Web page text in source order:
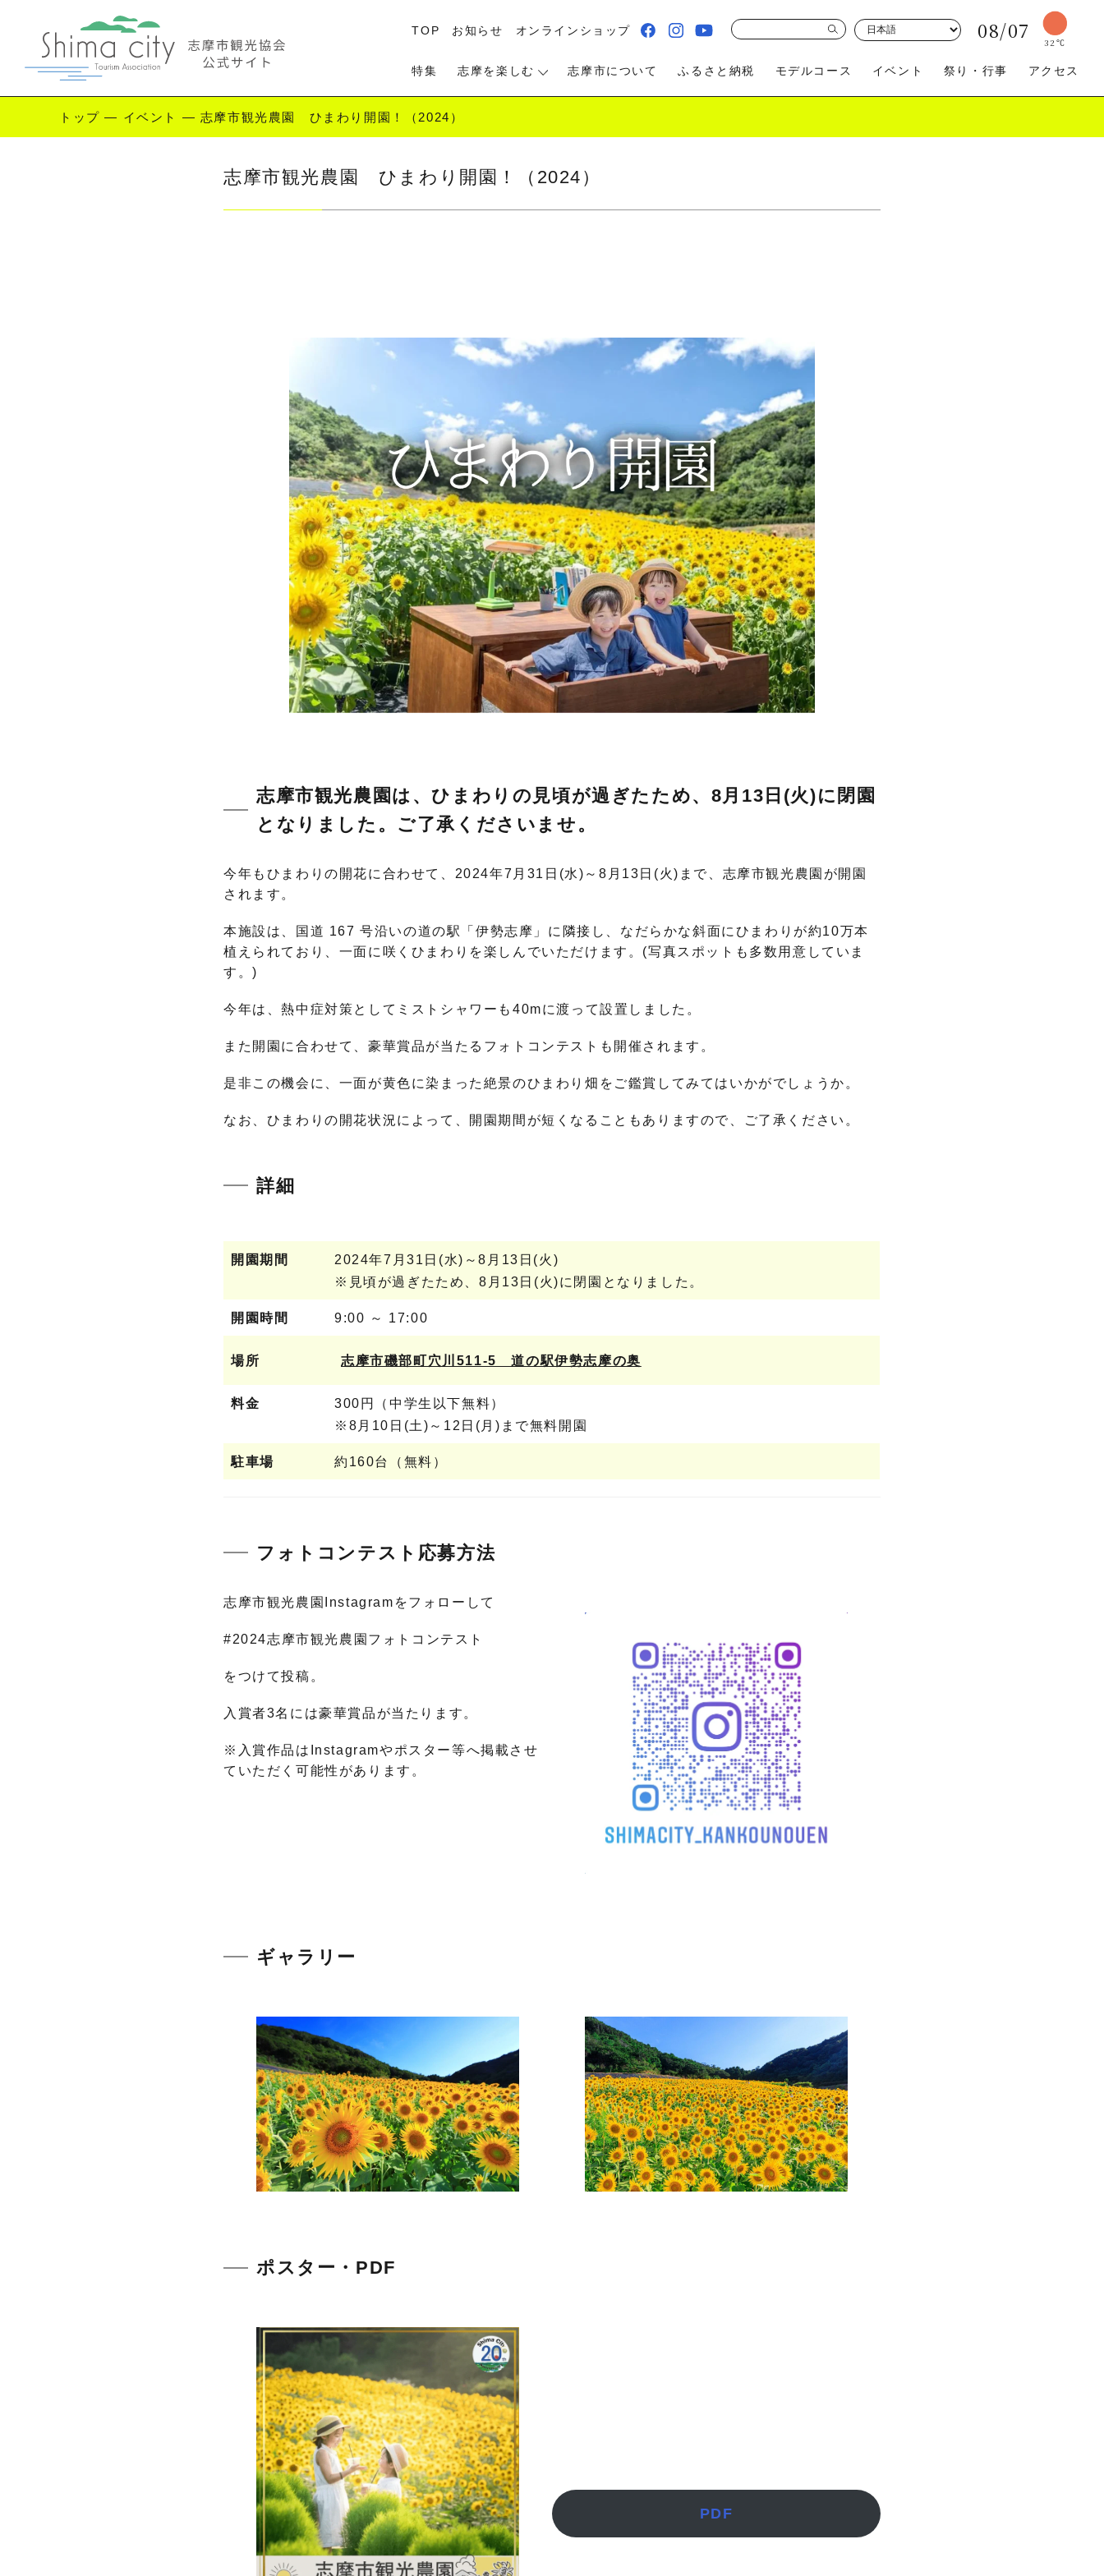
TOP お知らせ オンラインショップ 08/07 32℃
特集 志摩を楽しむ
Enjoy Shima
志摩市について ふるさと納税 モデルコース イベント 祭り・行事 アクセス
トップ — イベント — 志摩市観光農園 ひまわり開園！（2024）
志摩市観光農園 ひまわり開園！（2024）
志摩市観光農園は、ひまわりの見頃が過ぎたため、8月13日(火)に閉園
となりました。ご了承くださいませ。
今年もひまわりの開花に合わせて、2024年7月31日(水)～8月13日(火)まで、志摩市観光農園が開園
されます。
本施設は、国道 167 号沿いの道の駅「伊勢志摩」に隣接し、なだらかな斜面にひまわりが約10万本
植えられており、一面に咲くひまわりを楽しんでいただけます。(写真スポットも多数用意していま
す。)
今年は、熱中症対策としてミストシャワーも40mに渡って設置しました。
また開園に合わせて、豪華賞品が当たるフォトコンテストも開催されます。
是非この機会に、一面が黄色に染まった絶景のひまわり畑をご鑑賞してみてはいかがでしょうか。
なお、ひまわりの開花状況によって、開園期間が短くなることもありますので、ご了承ください。
詳細
開園期間
2024年7月31日(水)～8月13日(火)
※見頃が過ぎたため、8月13日(火)に閉園となりました。
開園時間 9:00 ～ 17:00
場所 志摩市磯部町穴川511-5 道の駅伊勢志摩の奥
料金
300円（中学生以下無料）
※8月10日(土)～12日(月)まで無料開園
駐車場 約160台（無料）
フォトコンテスト応募方法
志摩市観光農園Instagramをフォローして
#2024志摩市観光農園フォトコンテスト
をつけて投稿。
入賞者3名には豪華賞品が当たります。
※入賞作品はInstagramやポスター等へ掲載させ
ていただく可能性があります。
ギャラリー
ポスター・PDF
PDF